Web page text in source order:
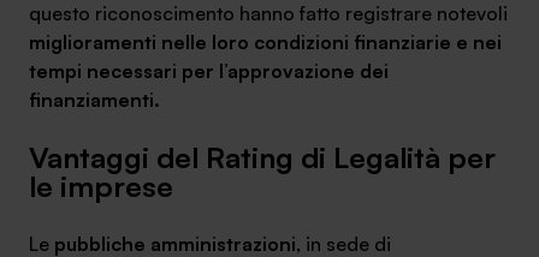
SA Finance Mediazione Creditizia Srl, società di mediazione creditizia iscritta
all'Oam n.M336
questo riconoscimento hanno fatto registrare notevoli
miglioramenti nelle loro condizioni finanziarie e nei
tempi necessari per l’approvazione dei
finanziamenti.
Vantaggi del Rating di Legalità per
le imprese
Le pubbliche amministrazioni, in sede di